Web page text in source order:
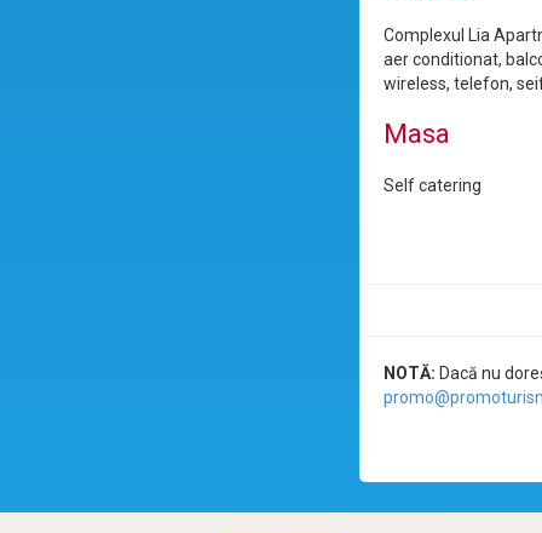
Complexul Lia
aer conditionat,
wireless, telefon,
Masa
Self catering
NOTĂ: Dacă nu